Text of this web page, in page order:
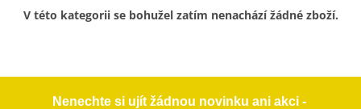
V této kategorii se bohužel zatím nenachází žádné zboží.
Nenechte si ujít žádnou novinku ani akci -